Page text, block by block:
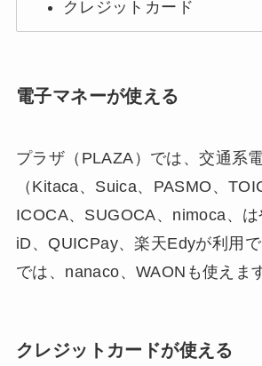
クレジットカード
電子マネーが使える
プラザ（PLAZA）では、交通系
（Kitaca、Suica、PASMO、
ICOCA、SUGOCA、nimoca、は
iD、QUICPay、楽天Edyが利用
では、nanaco、WAONも使えま
クレジットカードが使える